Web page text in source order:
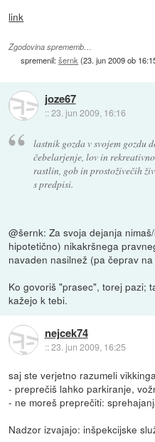
link
Zgodovina sprememb…
spremenil:šernk (23. jun 2009 ob
joze67
::23. jun 2009, 16:16
lastnik gozda v svojem gozdu
čebelarjenje, lov in
rastlin, gob in prostoživečih
s predpisi.
@šernk: Za svoja dejanja
hipotetično) nikakršnega
navaden nasilnež (pa čeprav
Ko govoriš "prasec", torej pazi;
kažejo k tebi.
nejcek74
::23. jun 2009, 16:25
saj ste verjetno razumeli
- preprečiš lahko parkiranje,
- ne moreš preprečiti:
Nadzor izvajajo: inšpekcijske